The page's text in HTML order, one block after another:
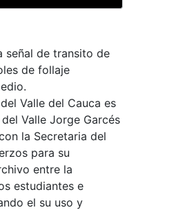
señal de transito de
de follaje
Valle del Cauca es
Valle Jorge Garcés
la Secretaria del
para su
entre la
estudiantes e
el su uso y